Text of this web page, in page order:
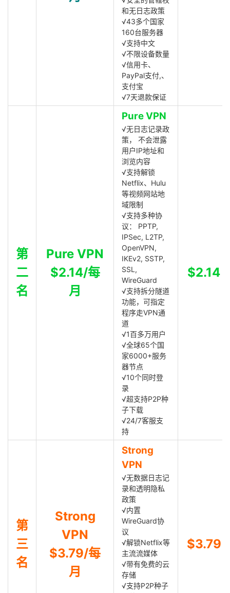
和无日志政策
√43多个国家
160台服务器
√支持中文
√不限设备数量
√信用卡、
PayPal支付,、
支付宝
√7天退款保证
第
二
名
Pure VPN
$2.14/每
月
Pure VPN
√无日志记录政
策， 不会泄露
用户IP地址和
浏览内容
√支持解锁
Netflix、Hulu
等视频网站地
域限制
√支持多种协
议： PPTP,
IPSec, L2TP,
OpenVPN,
IKEv2, SSTP,
SSL,
WireGuard
√支持拆分隧道
功能，可指定
程序走VPN通
道
√1百多万用户
√全球65个国
家6000+服务
器节点
√10个同时登
录
√超支持P2P种
子下载
√24/7客服支
持
$2.14
第
三
名
Strong
VPN
$3.79/每
月
Strong
VPN
√无数据日志记
录和透明隐私
政策
√内置
WireGuard协
议
√解锁Netflix等
主流流媒体
√带有免费的云
存储
√支持P2P种子
$3.79